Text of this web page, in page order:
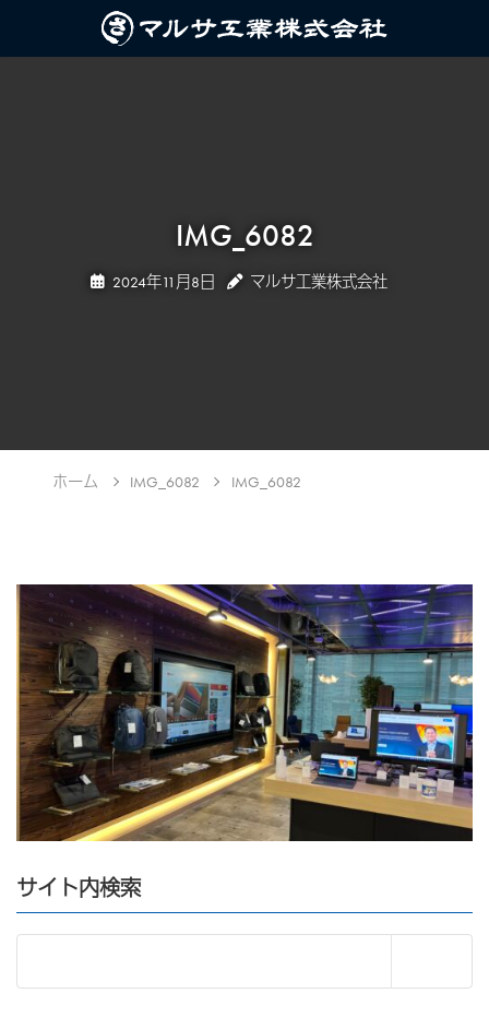
IMG_6082
2024年11月8日 マルサ工業株式会社
ホーム IMG_6082 IMG_6082
サイト内検索